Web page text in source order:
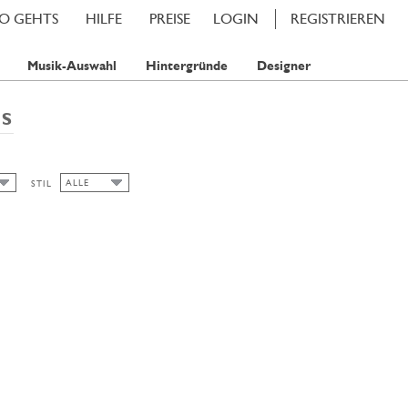
LOGIN REGISTRIEREN
PREISE
HILFE
GEHTS
Musik-Auswahl Hintergründe Designer
STIL
ALLE